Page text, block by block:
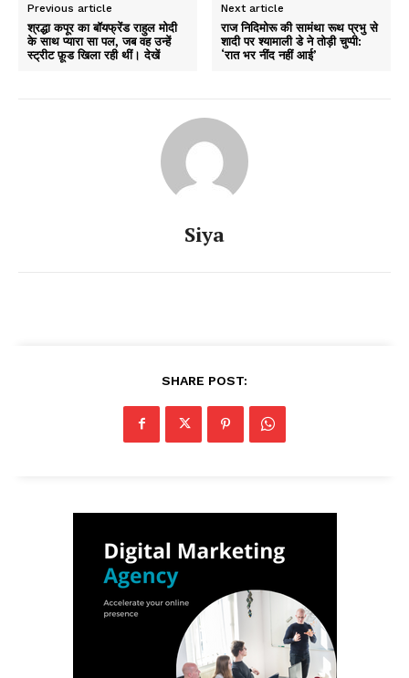
Previous article
श्रद्धा कपूर का बॉयफ्रेंड राहुल मोदी
के साथ प्यारा सा पल, जब वह उन्हें
स्ट्रीट फ़ूड खिला रही थीं। देखें
Next article
राज निदिमोरू की सामंथा रूथ प्रभु से
शादी पर श्यामाली डे ने तोड़ी चुप्पी:
‘रात भर नींद नहीं आई’
Siya
SHARE POST: